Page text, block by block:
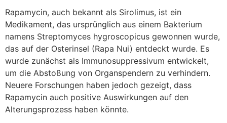
Rapamycin, auch bekannt als Sirolimus, ist ein
Medikament, das ursprünglich aus einem Bakterium
namens Streptomyces hygroscopicus gewonnen wurde,
das auf der Osterinsel (Rapa Nui) entdeckt wurde. Es
wurde zunächst als Immunosuppressivum entwickelt,
um die Abstoßung von Organspendern zu verhindern.
Neuere Forschungen haben jedoch gezeigt, dass
Rapamycin auch positive Auswirkungen auf den
Alterungsprozess haben könnte.